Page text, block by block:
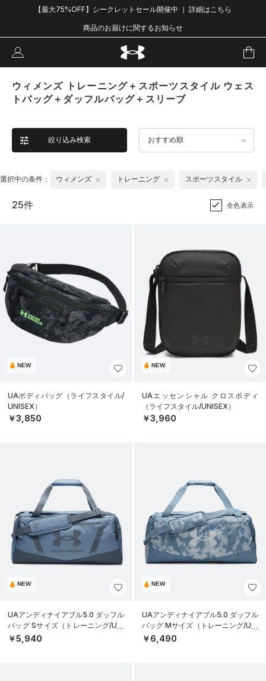
【最大75%OFF】シークレットセール開催中 ｜ 詳細はこちら
商品のお届けに関するお知らせ
ウィメンズ トレーニング＋スポーツスタイル ウェス
トバッグ＋ダッフルバッグ＋スリーブ
絞り込み検索 おすすめ順
選択中の条件： ウィメンズ トレーニング スポーツスタイル
25件 全色表示
NEW
UAボディバッグ（ライフスタイル/
UNISEX）
￥3,850
NEW
UAエッセンシャル クロスボディ
（ライフスタイル/UNISEX）
￥3,960
NEW
UAアンディナイアブル5.0 ダッフル
バッグ Sサイズ（トレーニング/UNI
SEX）
￥5,940
NEW
UAアンディナイアブル5.0 ダッフル
バッグ Mサイズ（トレーニング/UNI
SEX）
￥6,490